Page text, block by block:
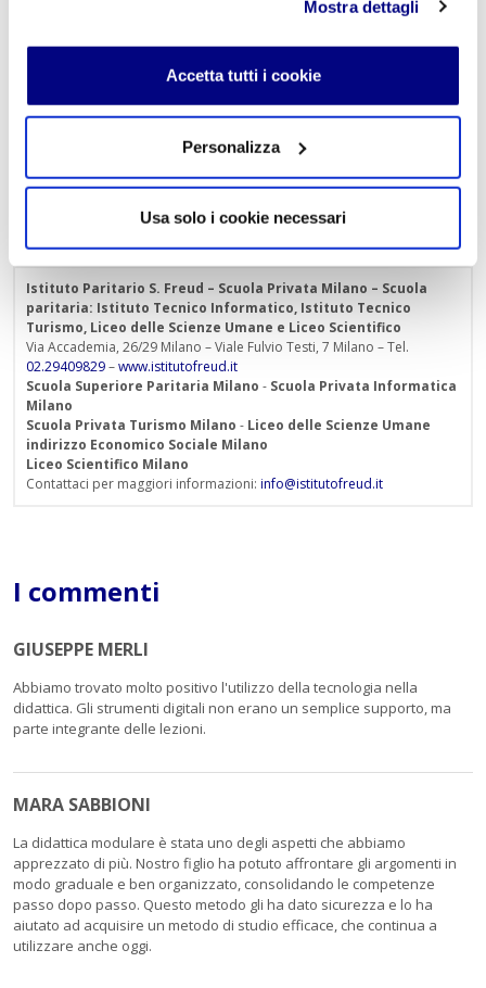
Mostra dettagli
Accetta tutti i cookie
Personalizza
Usa solo i cookie necessari
Istituto Paritario S. Freud – Scuola Privata Milano – Scuola
paritaria: Istituto Tecnico Informatico, Istituto Tecnico
Turismo, Liceo delle Scienze Umane e Liceo Scientifico
Via Accademia, 26/29 Milano – Viale Fulvio Testi, 7 Milano – Tel.
02.29409829–www.istitutofreud.it
Scuola Superiore Paritaria Milano - Scuola Privata Informatica
Milano
Scuola Privata Turismo Milano - Liceo delle Scienze Umane
indirizzo Economico Sociale Milano
Liceo Scientifico Milano
Contattaci per maggiori informazioni: info@istitutofreud.it
I commenti
GIUSEPPE MERLI
Abbiamo trovato molto positivo l'utilizzo della tecnologia nella
didattica. Gli strumenti digitali non erano un semplice supporto, ma
parte integrante delle lezioni.
MARA SABBIONI
La didattica modulare è stata uno degli aspetti che abbiamo
apprezzato di più. Nostro figlio ha potuto affrontare gli argomenti in
modo graduale e ben organizzato, consolidando le competenze
passo dopo passo. Questo metodo gli ha dato sicurezza e lo ha
aiutato ad acquisire un metodo di studio efficace, che continua a
utilizzare anche oggi.